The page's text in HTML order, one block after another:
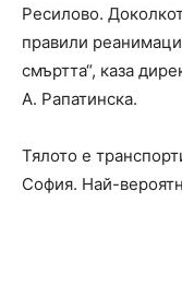
Ресилово.
правили
смъртта“, каза
А. Рапатинска.
Тялото е
София. Най-